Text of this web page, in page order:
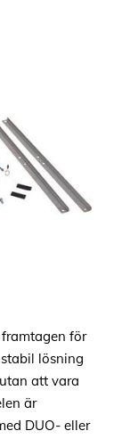
för
lösning
att vara
är
DUO- eller